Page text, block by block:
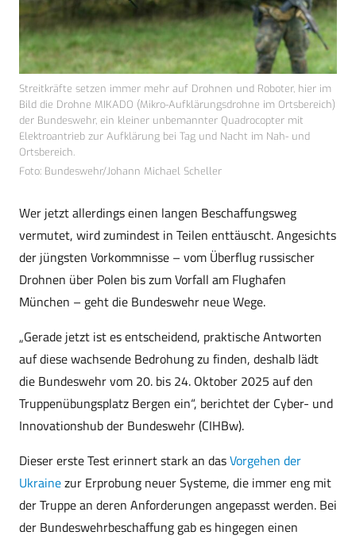
Streitkräfte setzen immer mehr auf Drohnen und Roboter, hier im
Bild die Drohne MIKADO (Mikro-Aufklärungsdrohne im Ortsbereich)
der Bundeswehr, ein kleiner unbemannter Quadrocopter mit
Elektroantrieb zur Aufklärung bei Tag und Nacht im Nah- und
Ortsbereich.
Foto: Bundeswehr/Johann Michael Scheller
Wer jetzt allerdings einen langen Beschaffungsweg
vermutet, wird zumindest in Teilen enttäuscht. Angesichts
der jüngsten Vorkommnisse – vom Überflug russischer
Drohnen über Polen bis zum Vorfall am Flughafen
München – geht die Bundeswehr neue Wege.
„Gerade jetzt ist es entscheidend, praktische Antworten
auf diese wachsende Bedrohung zu finden, deshalb lädt
die Bundeswehr vom 20. bis 24. Oktober 2025 auf den
Truppenübungsplatz Bergen ein“, berichtet der Cyber- und
Innovationshub der Bundeswehr (CIHBw).
Dieser erste Test erinnert stark an dasVorgehen der
Ukrainezur Erprobung neuer Systeme, die immer eng mit
der Truppe an deren Anforderungen angepasst werden. Bei
der Bundeswehrbeschaffung gab es hingegen einen